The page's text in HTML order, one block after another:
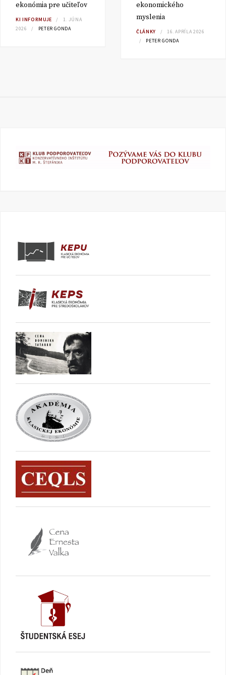
ekonómia pre učiteľov
KI INFORMUJE
1. JÚNA
2026
PETER GONDA
ekonomického
myslenia
ČLÁNKY
16. APRÍLA 2026
PETER GONDA